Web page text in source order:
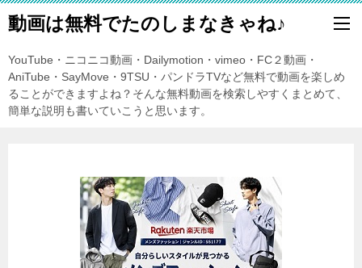
動画は無料でたのしまなきゃね♪
YouTube・ニコニコ動画・Dailymotion・vimeo・FC２動画・
AniTube・SayMove・9TSU・パンドラTVなど無料で動画を楽しめ
ることができますよね？そんな無料動画を検索しやすくまとめて、
簡単な説明も書いていこうと思います。